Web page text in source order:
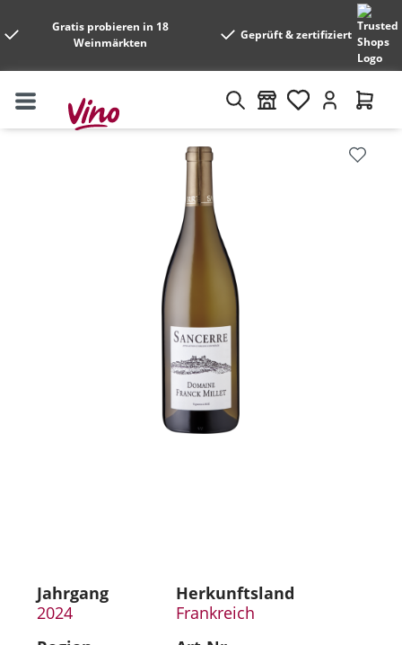
Gratis probieren in 18
Weinmärkten
Geprüft & zertifiziert
Bildergalerie überspringen
Jahrgang
2024
Herkunftsland
Frankreich